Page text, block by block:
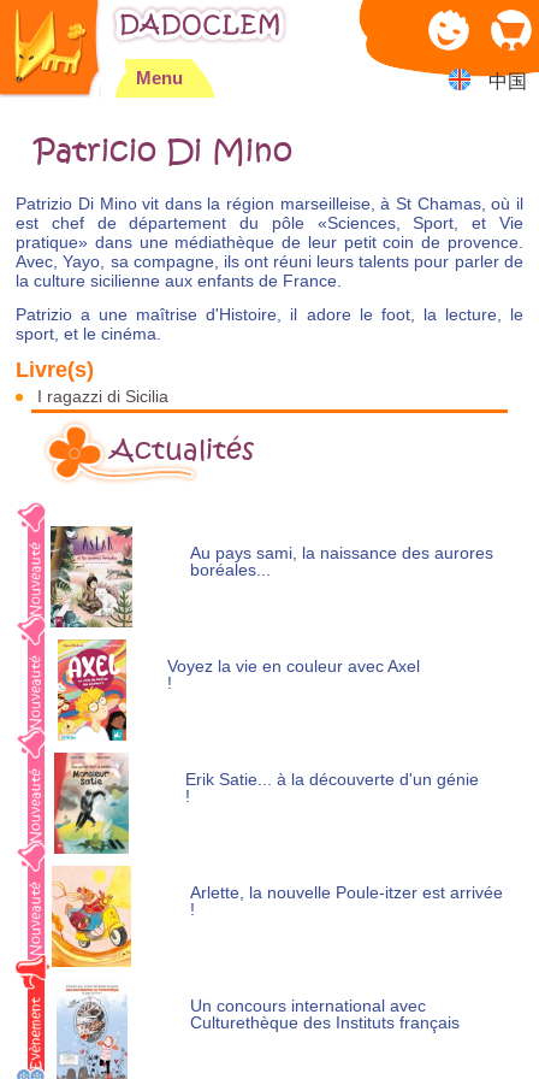
Jump to navigation
Menu 中国
Patricio Di Mino
Patrizio Di Mino vit dans la région marseilleise, à St Chamas, où il
est chef de département du pôle «Sciences, Sport, et Vie
pratique» dans une médiathèque de leur petit coin de provence.
Avec, Yayo, sa compagne, ils ont réuni leurs talents pour parler de
la culture sicilienne aux enfants de France.
Patrizio a une maîtrise d'Histoire, il adore le foot, la lecture, le
sport, et le cinéma.
I ragazzi di Sicilia
Actualités
Au pays sami, la naissance des aurores
boréales...
Voyez la vie en couleur avec Axel
!
Erik Satie... à la découverte d'un génie
!
Arlette, la nouvelle Poule-itzer est arrivée
!
Un concours international avec
Culturethèque des Instituts français